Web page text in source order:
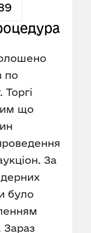
по
Торгі
що
За
було
Зараз